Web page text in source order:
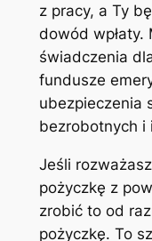
z pracy, a Ty
dowód wpłaty.
świadczenia
fundusze
ubezpieczenia
bezrobotnych i
Jeśli
pożyczkę z
zrobić to od
pożyczkę. To